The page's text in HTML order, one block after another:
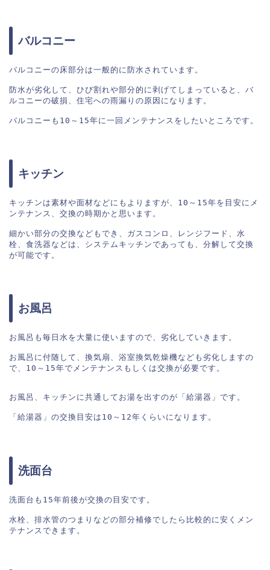
バルコニー
バルコニーの床部分は一般的に防水されています。
防水が劣化して、ひび割れや部分的に剥げてしまっていると、バ
ルコニーの破損、住宅への雨漏りの原因になります。
バルコニーも10～15年に一回メンテナンスをしたいところです。
キッチン
キッチンは素材や面材などにもよりますが、10～15年を目安にメ
ンテナンス、交換の時期かと思います。
細かい部分の交換などもでき、ガスコンロ、レンジフード、水
栓、食洗器などは、システムキッチンであっても、分解して交換
お風呂
お風呂も毎日水を大量に使いますので、劣化していきます。
お風呂に付随して、換気扇、浴室換気乾燥機なども劣化しますの
で、10～15年でメンテナンスもしくは交換が必要です。
お風呂、キッチンに共通してお湯を出すのが「給湯器」です。
「給湯器」の交換目安は10～12年くらいになります。
洗面台
洗面台も15年前後が交換の目安です。
水栓、排水管のつまりなどの部分補修でしたら比較的に安くメン
テナンスできます。